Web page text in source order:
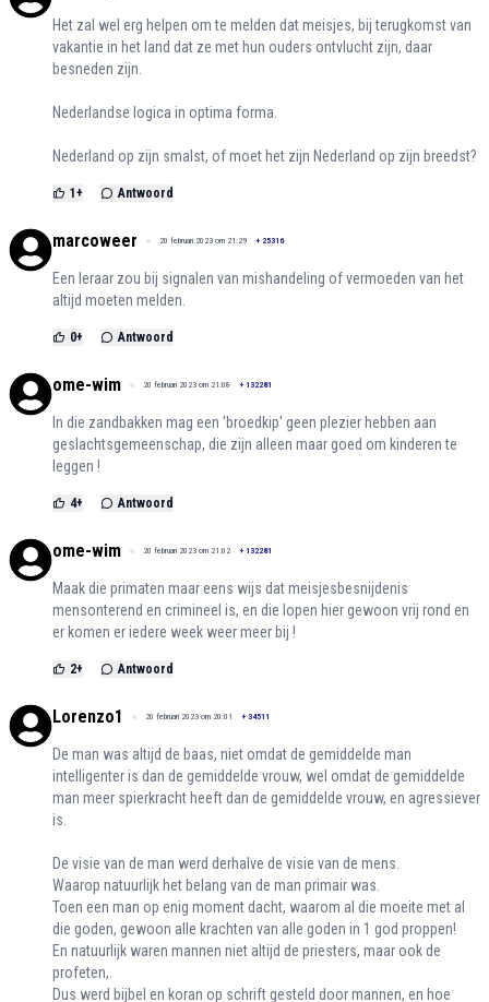
Het zal wel erg helpen om te melden dat meisjes, bij terugkomst van
vakantie in het land dat ze met hun ouders ontvlucht zijn, daar
besneden zijn.
Nederlandse logica in optima forma.
Nederland op zijn smalst, of moet het zijn Nederland op zijn breedst?
1 + Antwoord
marcoweer 20 februari 2023 om 21:29 + 25316
Een leraar zou bij signalen van mishandeling of vermoeden van het
altijd moeten melden.
0+ Antwoord
ome-wim 20 februari 2023 om 21:08 + 132281
In die zandbakken mag een 'broedkip' geen plezier hebben aan
geslachtsgemeenschap, die zijn alleen maar goed om kinderen te
leggen !
4+ Antwoord
ome-wim 20 februari 2023 om 21:02 + 132281
Maak die primaten maar eens wijs dat meisjesbesnijdenis
mensonterend en crimineel is, en die lopen hier gewoon vrij rond en
er komen er iedere week weer meer bij !
2+ Antwoord
Lorenzo1 20 februari 2023 om 20:01 + 34511
De man was altijd de baas, niet omdat de gemiddelde man
intelligenter is dan de gemiddelde vrouw, wel omdat de gemiddelde
man meer spierkracht heeft dan de gemiddelde vrouw, en agressiever
is.
De visie van de man werd derhalve de visie van de mens.
Waarop natuurlijk het belang van de man primair was.
Toen een man op enig moment dacht, waarom al die moeite met al
die goden, gewoon alle krachten van alle goden in 1 god proppen!
En natuurlijk waren mannen niet altijd de priesters, maar ook de
profeten,.
Dus werd bijbel en koran op schrift gesteld door mannen, en hoe